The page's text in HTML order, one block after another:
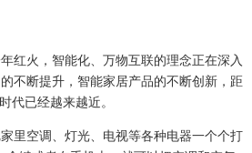
红火，智能化、万物互联的理念正在深入
不断提升，智能家居产品的不断创新，距
代已经越来越近。
里空调、灯光、电视等各种电器一个个打